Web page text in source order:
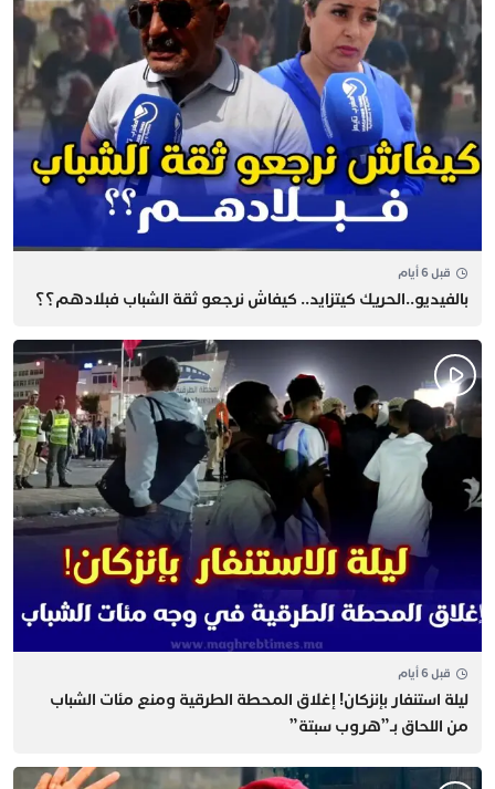
قبل 6 أيام
بالفيديو..الحريك كيتزايد.. كيفاش نرجعو ثقة الشباب فبلادهم؟؟
قبل 6 أيام
​ليلة استنفار بإنزكان! إغلاق المحطة الطرقية ومنع مئات الشباب
من اللحاق بـ”هروب سبتة”